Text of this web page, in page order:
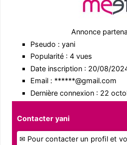
Annonce
Pseudo : yani
Popularité : 4 vues
Date inscription : 20/08/
Email : ******@gmail.com
Dernière connexion : 22
Contacter yani
✉ Pour contacter un profil et